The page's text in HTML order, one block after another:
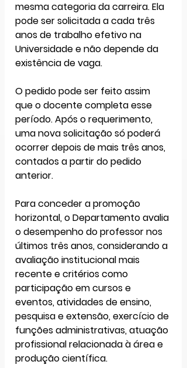
mesma categoria da carreira. Ela
pode ser solicitada a cada três
anos de trabalho efetivo na
Universidade e não depende da
existência de vaga.
O pedido pode ser feito assim
que o docente completa esse
período. Após o requerimento,
uma nova solicitação só poderá
ocorrer depois de mais três anos,
contados a partir do pedido
anterior.
Para conceder a promoção
horizontal, o Departamento avalia
o desempenho do professor nos
últimos três anos, considerando a
avaliação institucional mais
recente e critérios como
participação em cursos e
eventos, atividades de ensino,
pesquisa e extensão, exercício de
funções administrativas, atuação
profissional relacionada à área e
produção científica.